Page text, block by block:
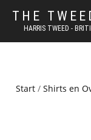
THE
HARRIS TWEED -
Start / Shirts en